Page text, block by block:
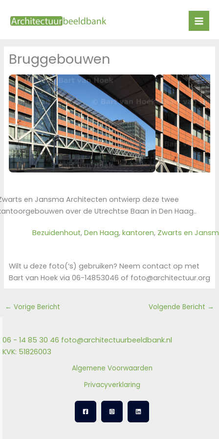
naar
Bruggebouwen
en Jansma Architecten ontwierp deze twee
over de Utrechtse Baan in Den Haag..
Bezuidenhout, Den Haag, kantoren, Zwarts en
Wilt u deze foto(‘s) gebruiken? Neem contact op met
Bart van Hoek via 06-14853046 of foto@architectuur.org
← Vorige Bericht Volgende Bericht →
06 - 14 85 30 46 foto@architectuurbeeldbank.nl
KVK: 51826003
Algemene Voorwaarden
Privacyverklaring